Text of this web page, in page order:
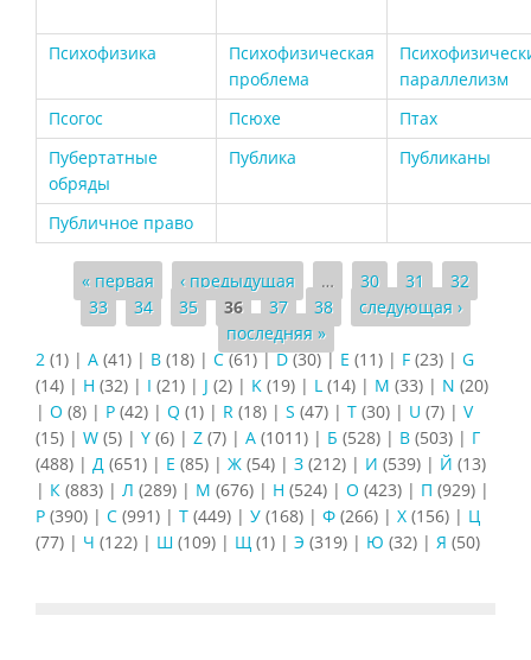
Психофизика
Психофизическая
проблема
параллелизм
Псогос
Псюхе
Птах
Пубертатные
обряды
Публика Публиканы
Публичное право
Страницы
« первая ‹ предыдущая … 30 31
32
33
34 35 36 37 38
следующая ›
последняя »
2 (1) | A (41) | B (18) | C(61)|D(30)| E (11) | F (23) | G
(14) | H (32) | I (21) | J (2) | K (19) | L (14) | M (33) | N (20)
| O (8) | P (42) | Q (1) | R (18) | S (47) | T (30) | U (7) | V
(15) | W (5) | Y (6) | Z (7) | А (1011) | Б (528) | В (503) | Г
(488) | Д (651) | Е (85) | Ж (54) | З (212) | И (539) | Й (13)
| К (883) | Л (289) | М (676) | Н (524) | О (423) | П (929) |
Р (390) | С (991) | Т (449) | У (168) | Ф (266) | Х (156) | Ц
(77) | Ч (122) | Ш (109) | Щ (1) | Э (319) | Ю (32) | Я (50)